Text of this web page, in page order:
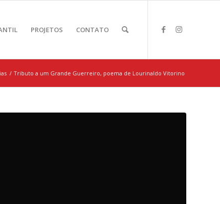
PROJETOS CONTATO
/ Tributo a um Grande Guerreiro, poema de Lourinaldo Vitorino